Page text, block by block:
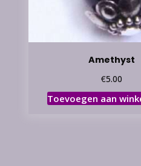
Amethyst
€5.00
Toevoegen aan